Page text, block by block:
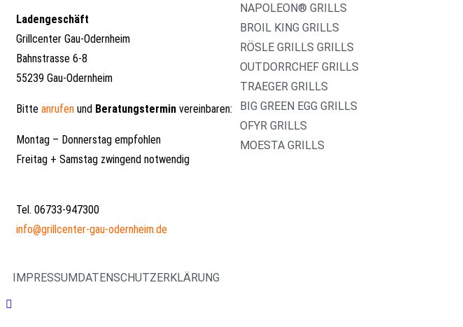
Ladengeschäft
Grillcenter Gau-Odernheim
Bahnstrasse 6-8
55239 Gau-Odernheim
Bitte anrufen und Beratungstermin vereinbaren:
Montag – Donnerstag empfohlen
Freitag + Samstag zwingend notwendig
Tel. 06733-947300
info@grillcenter-gau-odernheim.de
NAPOLEON® GRILLS
BROIL KING GRILLS
RÖSLE GRILLS GRILLS
OUTDORRCHEF GRILLS
TRAEGER GRILLS
BIG GREEN EGG GRILLS
OFYR GRILLS
MOESTA GRILLS
IMPRESSUMDATENSCHUTZERKLÄRUNG